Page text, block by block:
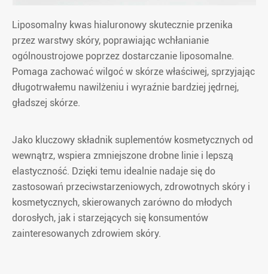
Liposomalny kwas hialuronowy skutecznie przenika
przez warstwy skóry, poprawiając wchłanianie
ogólnoustrojowe poprzez dostarczanie liposomalne.
Pomaga zachować wilgoć w skórze właściwej, sprzyjając
długotrwałemu nawilżeniu i wyraźnie bardziej jędrnej,
gładszej skórze.
Jako kluczowy składnik suplementów kosmetycznych od
wewnątrz, wspiera zmniejszone drobne linie i lepszą
elastyczność. Dzięki temu idealnie nadaje się do
zastosowań przeciwstarzeniowych, zdrowotnych skóry i
kosmetycznych, skierowanych zarówno do młodych
dorosłych, jak i starzejących się konsumentów
zainteresowanych zdrowiem skóry.